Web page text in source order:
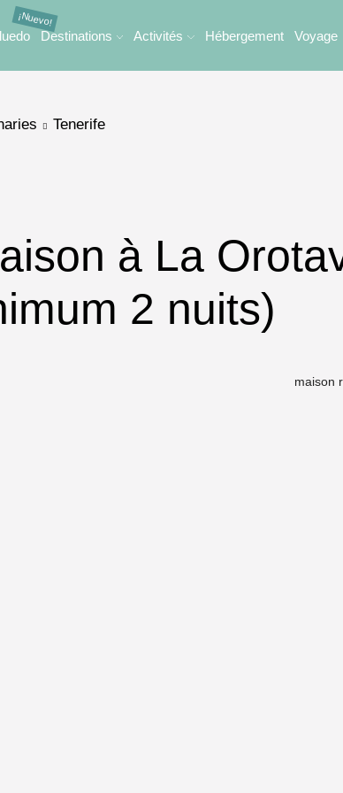
Destinations Activités Hébergement Voyage
Tenerife
à La
2 nuits)